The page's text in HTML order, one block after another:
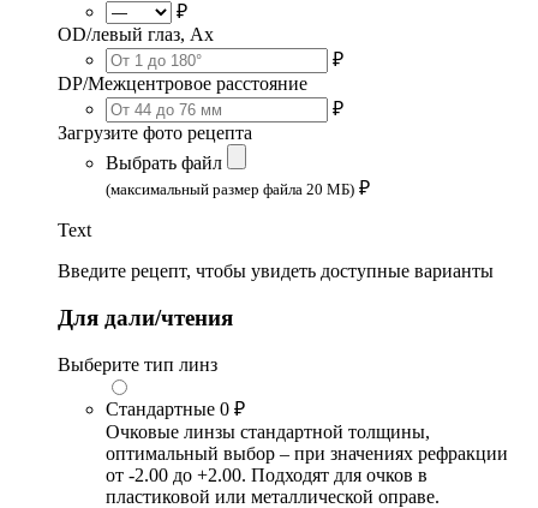
₽
OD/левый глаз, Ax
₽
DP/Межцентровое расстояние
₽
Загрузите фото рецепта
Выбрать файл
(максимальный размер файла 20 МБ) ₽
Text
Введите рецепт, чтобы увидеть доступные варианты
Для дали/чтения
Выберите тип линз
Стандартные 0 ₽
Очковые линзы стандартной толщины,
оптимальный выбор – при значениях рефракции
от -2.00 до +2.00. Подходят для очков в
пластиковой или металлической оправе.